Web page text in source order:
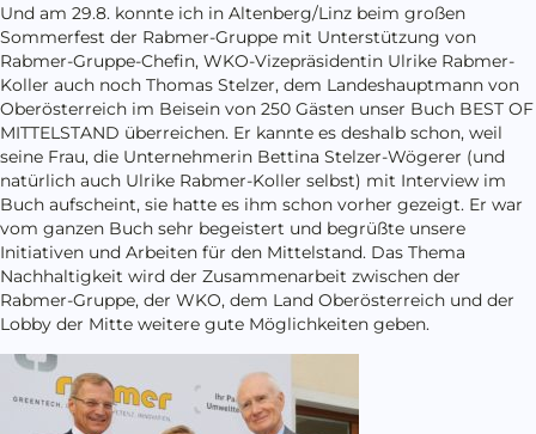
Und am 29.8. konnte ich in Altenberg/Linz beim großen
Sommerfest der Rabmer-Gruppe mit Unterstützung von
Rabmer-Gruppe-Chefin, WKO-Vizepräsidentin Ulrike Rabmer-
Koller auch noch Thomas Stelzer, dem Landeshauptmann von
Oberösterreich im Beisein von 250 Gästen unser Buch BEST OF
MITTELSTAND überreichen. Er kannte es deshalb schon, weil
seine Frau, die Unternehmerin Bettina Stelzer-Wögerer (und
natürlich auch Ulrike Rabmer-Koller selbst) mit Interview im
Buch aufscheint, sie hatte es ihm schon vorher gezeigt. Er war
vom ganzen Buch sehr begeistert und begrüßte unsere
Initiativen und Arbeiten für den Mittelstand. Das Thema
Nachhaltigkeit wird der Zusammenarbeit zwischen der
Rabmer-Gruppe, der WKO, dem Land Oberösterreich und der
Lobby der Mitte weitere gute Möglichkeiten geben.